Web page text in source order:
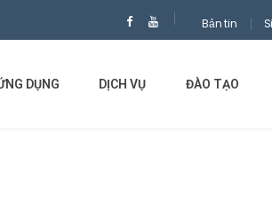
Bản tin
DỤNG DỊCH VỤ ĐÀO TẠO